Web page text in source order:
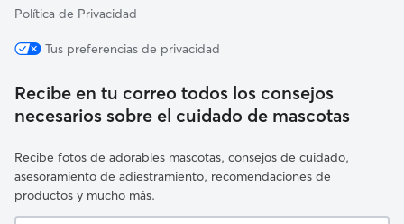
Política de Privacidad
Tus preferencias de privacidad
Recibe en tu correo todos los consejos
necesarios sobre el cuidado de mascotas
Recibe fotos de adorables mascotas, consejos de cuidado,
asesoramiento de adiestramiento, recomendaciones de
productos y mucho más.